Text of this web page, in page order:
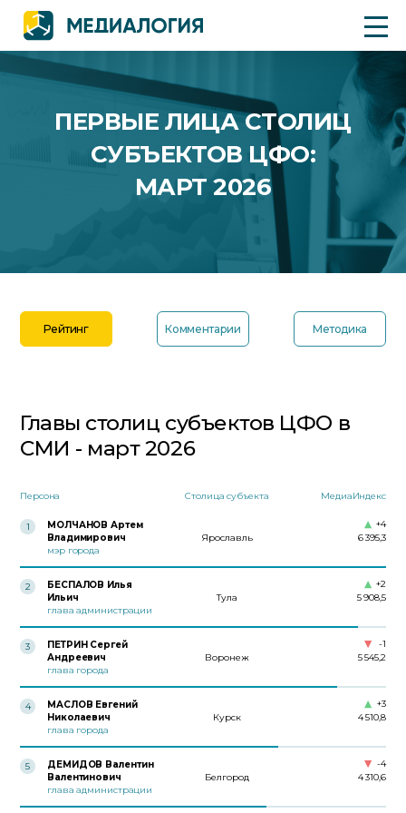
ПЕРВЫЕ ЛИЦА СТОЛИЦ
СУБЪЕКТОВ ЦФО:
МАРТ 2026
Рейтинг Комментарии Методика
Главы столиц субъектов ЦФО в
СМИ - март 2026
Персона Столица субъекта МедиаИндекс
1
МОЛЧАНОВ Артем
Владимирович
мэр города
Ярославль 6 395,3
+4
2
БЕСПАЛОВ Илья
Ильич
глава администрации
Тула 5 908,5
+2
3
ПЕТРИН Сергей
Андреевич
глава города
Воронеж 5 545,2
-1
4
МАСЛОВ Евгений
Николаевич
глава города
Курск 4 510,8
+3
5
ДЕМИДОВ Валентин
Валентинович
глава администрации
Белгород 4 310,6
-4